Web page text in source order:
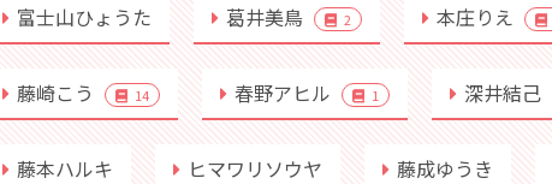
富士山ひょうた 葛井美鳥 2 本庄りえ
藤崎こう 14 春野アヒル 1 深井結己
藤本ハルキ ヒマワリソウヤ 藤成ゆうき